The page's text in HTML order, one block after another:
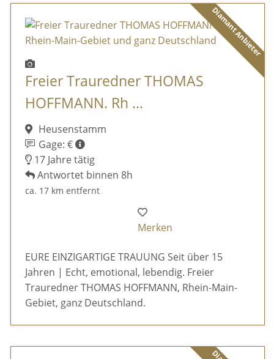
Diamant Anbieter
Freier Trauredner THOMAS
HOFFMANN. Rh ...
Heusenstamm
Gage: €
17 Jahre tätig
Antwortet binnen 8h
ca. 17 km entfernt
Merken
EURE EINZIGARTIGE TRAUUNG Seit über 15
Jahren | Echt, emotional, lebendig. Freier
Trauredner THOMAS HOFFMANN, Rhein-Main-
Gebiet, ganz Deutschland.